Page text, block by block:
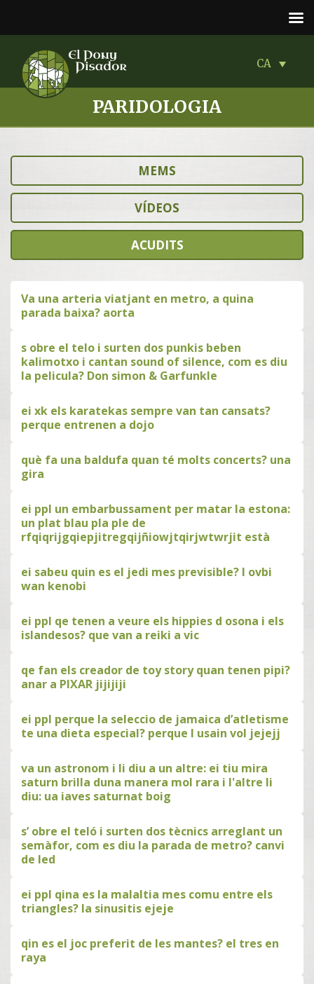
CA
PARIDOLOGIA
MEMS
VÍDEOS
ACUDITS
Va una arteria viatjant en metro, a quina
parada baixa? aorta
s obre el telo i surten dos punkis beben
kalimotxo i cantan sound of silence, com es diu
la pelicula? Don simon & Garfunkle
ei xk els karatekas sempre van tan cansats?
perque entrenen a dojo
què fa una baldufa quan té molts concerts? una
gira
ei ppl un embarbussament per matar la estona:
un plat blau pla ple de
rfqiqrijgqiepjitregqijñiowjtqirjwtwrjit està
ei sabeu quin es el jedi mes previsible? l ovbi
wan kenobi
ei ppl qe tenen a veure els hippies d osona i els
islandesos? que van a reiki a vic
qe fan els creador de toy story quan tenen pipi?
anar a PIXAR jijijiji
ei ppl perque la seleccio de jamaica d’atletisme
te una dieta especial? perque l usain vol jejejj
va un astronom i li diu a un altre: ei tiu mira
saturn brilla duna manera mol rara i l'altre li
diu: ua iaves saturnat boig
s’ obre el teló i surten dos tècnics arreglant un
semàfor, com es diu la parada de metro? canvi
de led
ei ppl qina es la malaltia mes comu entre els
triangles? la sinusitis ejeje
qin es el joc preferit de les mantes? el tres en
raya